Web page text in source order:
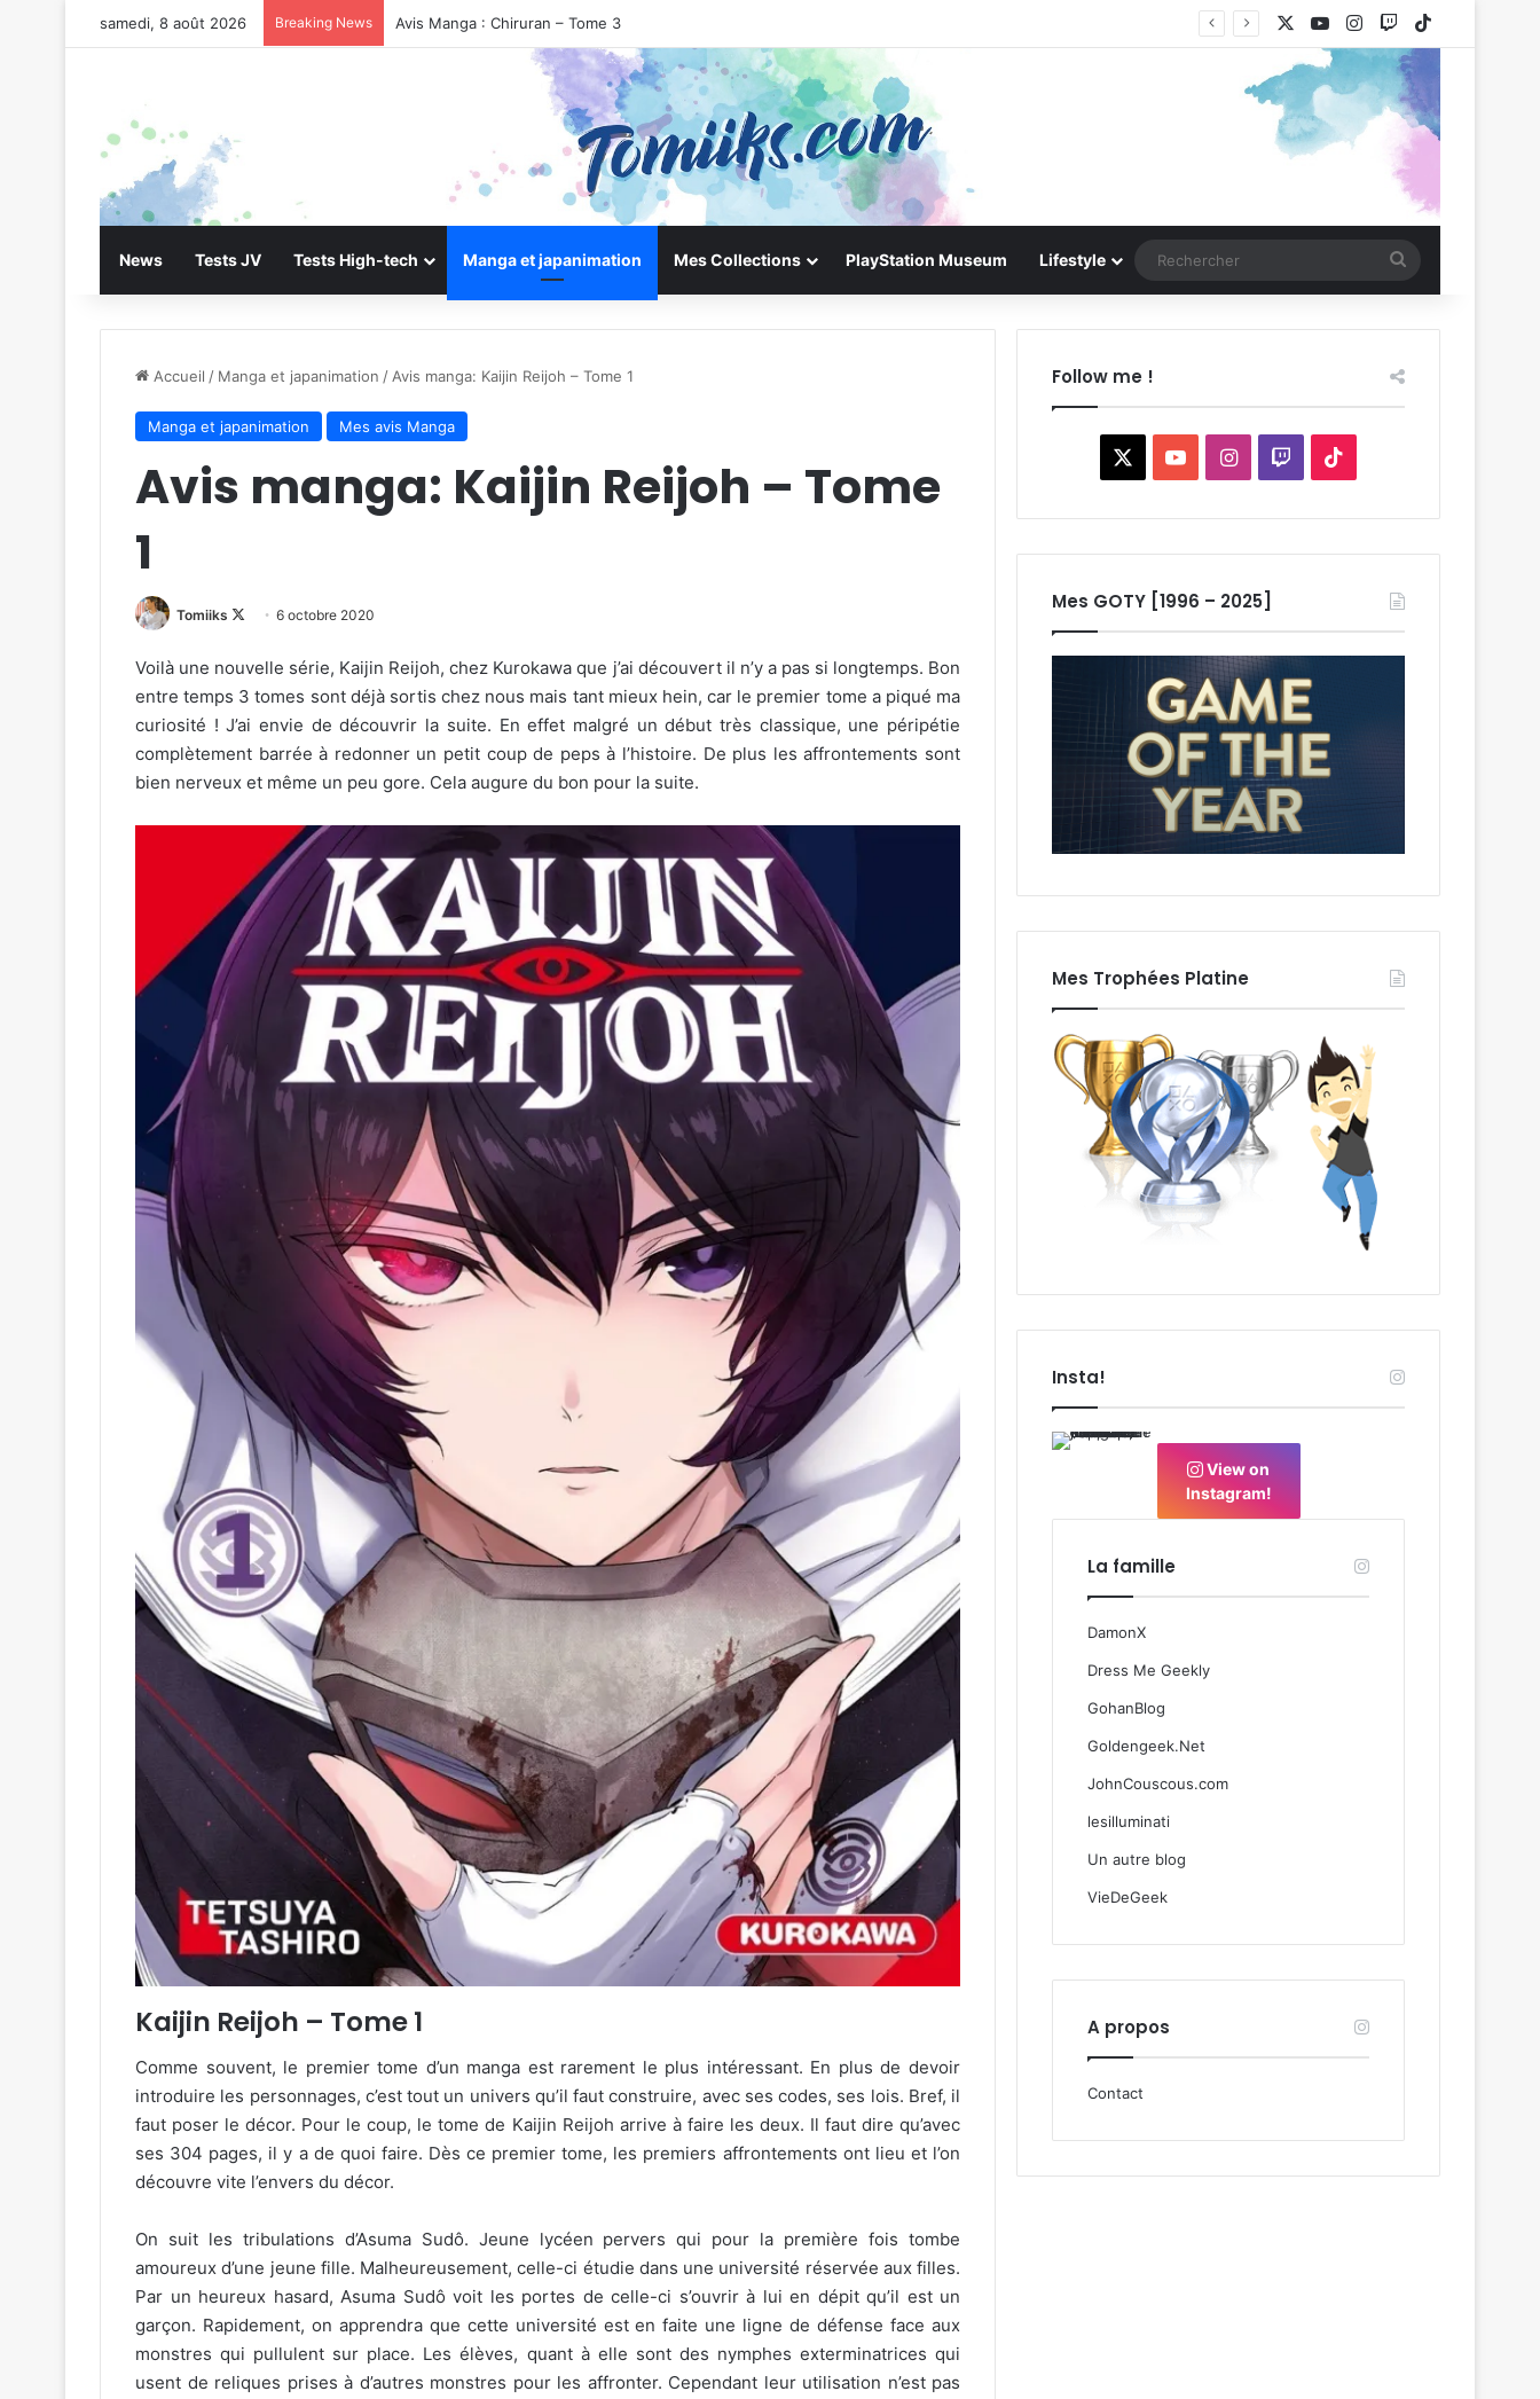
samedi, 8 août 2026 Breaking News Avis Manga : Chiruran – Tome 3 YouTubeInstagram
Twitch
News Tests JV Tests High-tech Manga et japanimation Mes Collections PlayStation Museum Lifestyle
Accueil / Manga et japanimation / Avis manga: Kaijin Reijoh – Tome 1
Manga et japanimation Mes avis Manga
Avis manga: Kaijin Reijoh – Tome
1
Tomiiks
Follow
X
6 octobre 2020
Voilà une nouvelle série, Kaijin Reijoh, chez Kurokawa que j’ai découvert il n’y a pas si longtemps. Bon
entre temps 3 tomes sont déjà sortis chez nous mais tant mieux hein, car le premier tome a piqué ma
curiosité ! J’ai envie de découvrir la suite. En effet malgré un début très classique, une péripétie
complètement barrée à redonner un petit coup de peps à l’histoire. De plus les affrontements sont
bien nerveux et même un peu gore. Cela augure du bon pour la suite.
Kaijin Reijoh – Tome 1
Comme souvent, le premier tome d’un manga est rarement le plus intéressant. En plus de devoir
introduire les personnages, c’est tout un univers qu’il faut construire, avec ses codes, ses lois. Bref, il
faut poser le décor. Pour le coup, le tome de Kaijin Reijoh arrive à faire les deux. Il faut dire qu’avec
ses 304 pages, il y a de quoi faire. Dès ce premier tome, les premiers affrontements ont lieu et l’on
découvre vite l’envers du décor.
On suit les tribulations d’Asuma Sudô. Jeune lycéen pervers qui pour la première fois tombe
amoureux d’une jeune fille. Malheureusement, celle-ci étudie dans une université réservée aux filles.
Par un heureux hasard, Asuma Sudô voit les portes de celle-ci s’ouvrir à lui en dépit qu’il est un
garçon. Rapidement, on apprendra que cette université est en faite une ligne de défense face aux
monstres qui pullulent sur place. Les élèves, quant à elle sont des nymphes exterminatrices qui
usent de reliques prises à d’autres monstres pour les affronter. Cependant leur utilisation n’est pas
Follow me !
YouTubeInstagram
Twitch
Mes GOTY [1996 – 2025]
Mes Trophées Platine
Insta!
View on
Instagram!
La famille
DamonX
Dress Me Geekly
GohanBlog
Goldengeek.Net
JohnCouscous.com
lesilluminati
Un autre blog
VieDeGeek
A propos
Contact